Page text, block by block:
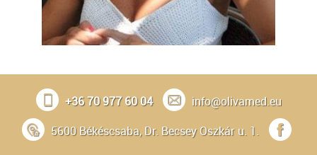
+36 70 977 60 04
info@olivamed.eu
5600 Békéscsaba, Dr. Becsey Oszkár u. 1.